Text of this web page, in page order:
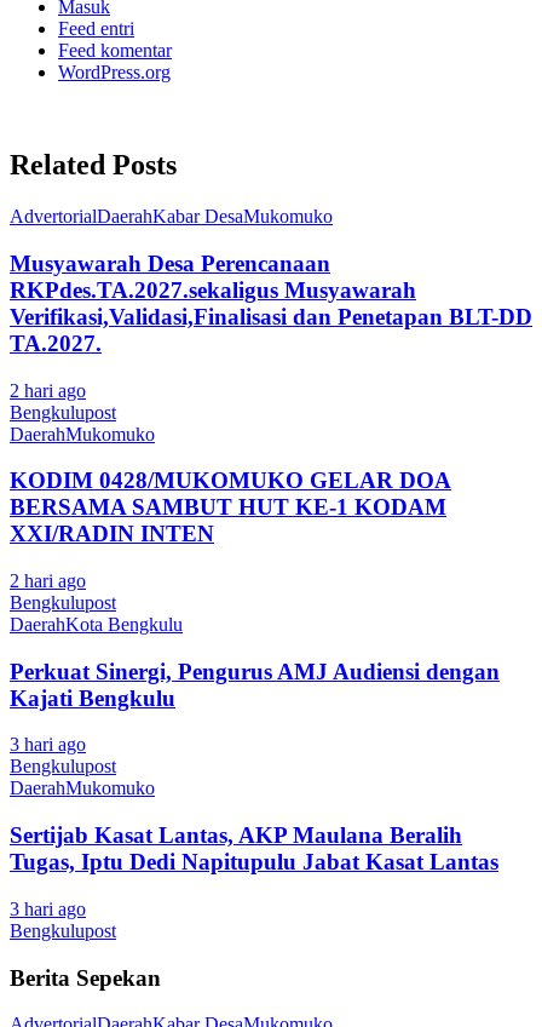
Masuk
Feed entri
Feed komentar
WordPress.org
Related Posts
AdvertorialDaerahKabar DesaMukomuko
Musyawarah Desa Perencanaan
RKPdes.TA.2027.sekaligus Musyawarah
Verifikasi,Validasi,Finalisasi dan Penetapan BLT-DD
TA.2027.
2 hari ago
Bengkulupost
DaerahMukomuko
KODIM 0428/MUKOMUKO GELAR DOA
BERSAMA SAMBUT HUT KE-1 KODAM
XXI/RADIN INTEN
2 hari ago
Bengkulupost
DaerahKota Bengkulu
Perkuat Sinergi, Pengurus AMJ Audiensi dengan
Kajati Bengkulu
3 hari ago
Bengkulupost
DaerahMukomuko
Sertijab Kasat Lantas, AKP Maulana Beralih
Tugas, Iptu Dedi Napitupulu Jabat Kasat Lantas
3 hari ago
Bengkulupost
Berita Sepekan